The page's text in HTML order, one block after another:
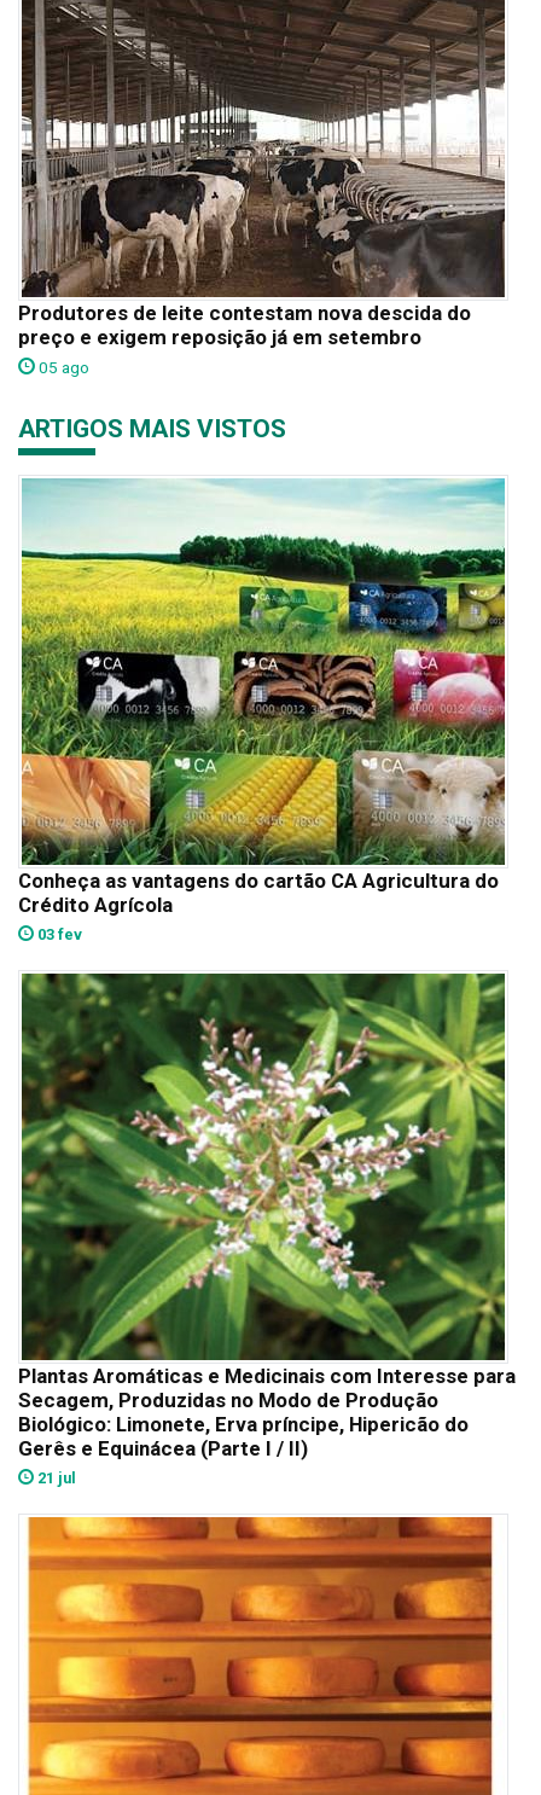
Produtores de leite contestam nova descida do
preço e exigem reposição já em setembro
05 ago
ARTIGOS MAIS VISTOS
Conheça as vantagens do cartão CA Agricultura do
Crédito Agrícola
03 fev
Plantas Aromáticas e Medicinais com Interesse para
Secagem, Produzidas no Modo de Produção
Biológico: Limonete, Erva príncipe, Hipericão do
Gerês e Equinácea (Parte I / II)
21 jul